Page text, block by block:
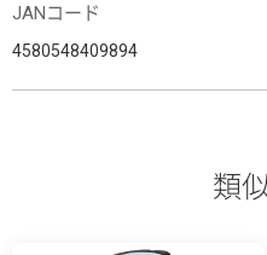
JANコード
4580548409894
類